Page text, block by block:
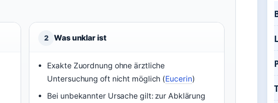
2 Was unklar ist
Exakte Zuordnung ohne ärztliche
Untersuchung oft nicht möglich (Eucerin)
Bei unbekannter Ursache gilt: zur Abklärung